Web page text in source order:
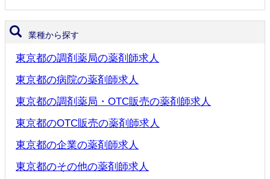
業種から探す
東京都の調剤薬局の薬剤師求人
東京都の病院の薬剤師求人
東京都の調剤薬局・OTC販売の薬剤師求人
東京都のOTC販売の薬剤師求人
東京都の企業の薬剤師求人
東京都のその他の薬剤師求人